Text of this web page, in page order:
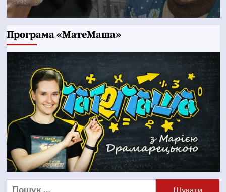
Програма «МатеМаша»
Пошук: